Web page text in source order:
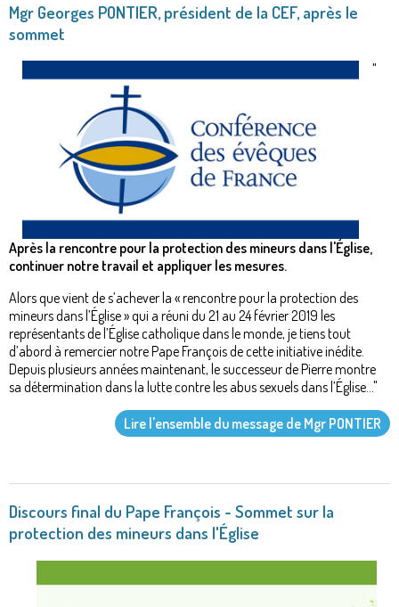
Mgr Georges PONTIER, président de la CEF, après le
sommet
"
Après la rencontre pour la protection des mineurs dans l'Église,
continuer notre travail et appliquer les mesures.
Alors que vient de s’achever la « rencontre pour la protection des
mineurs dans l’Église » qui a réuni du 21 au 24 février 2019 les
représentants de l’Église catholique dans le monde, je tiens tout
d’abord à remercier notre Pape François de cette initiative inédite.
Depuis plusieurs années maintenant, le successeur de Pierre montre
sa détermination dans la lutte contre les abus sexuels dans l’Église..."
Lire l'ensemble du message de Mgr PONTIER
Discours final du Pape François - Sommet sur la
protection des mineurs dans l'Église